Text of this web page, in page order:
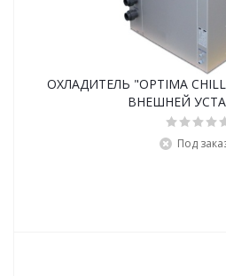
ОХЛАДИТЕЛЬ "OPTIMA
ВНЕШНЕЙ
Под